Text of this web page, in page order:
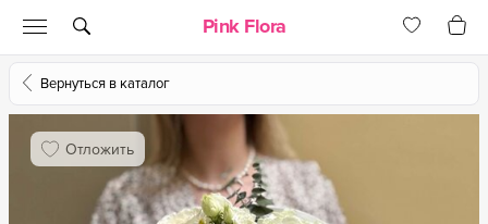
Pink Flora
Вернуться в каталог
Отложить